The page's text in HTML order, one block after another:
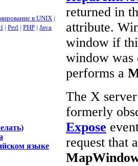
в UNIX |
| Perl | PHP | Java
языке
returned in
attribute.
window if
window was
performs a
The X
formerly
Expose
request that